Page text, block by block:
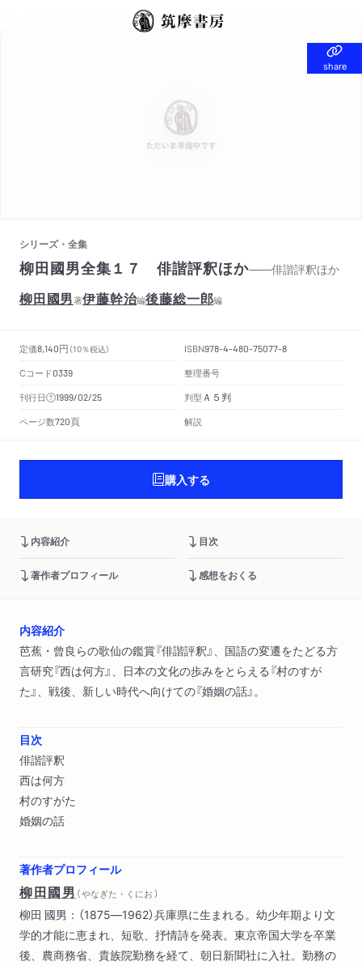
share
share
シリーズ・全集
柳田國男全集１７ 俳諧評釈ほか——俳諧評釈ほか
柳田國男著伊藤幹治編後藤総一郎編
定価8,140円 （10％税込） ISBN978-4-480-75077-8
Cコード0339
整理番号
刊行日
1999/02/25 判型 Ａ５判
ページ数720頁 解説
購入する
内容紹介 目次
著作者プロフィール 感想をおくる
内容紹介
芭蕉・曾良らの歌仙の鑑賞『俳諧評釈』、国語の変遷をたどる方
言研究『西は何方』、日本の文化の歩みをとらえる『村のすが
た』、戦後、新しい時代へ向けての『婚姻の話』。
目次
俳諧評釈
西は何方
村のすがた
婚姻の話
著作者プロフィール
柳田國男 （ やなぎた・くにお ）
柳田 國男：（1875―1962）兵庫県に生まれる。幼少年期より文
学的才能に恵まれ、短歌、抒情詩を発表。東京帝国大学を卒業
後、農商務省、貴族院勤務を経て、朝日新聞社に入社。勤務の